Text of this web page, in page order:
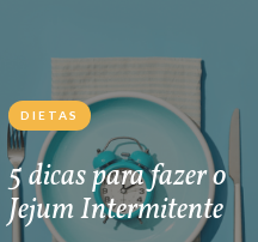
DIETAS
5 dicas para fazer o
Jejum Intermitente